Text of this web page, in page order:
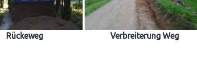
Rückeweg Verbreiterung Weg